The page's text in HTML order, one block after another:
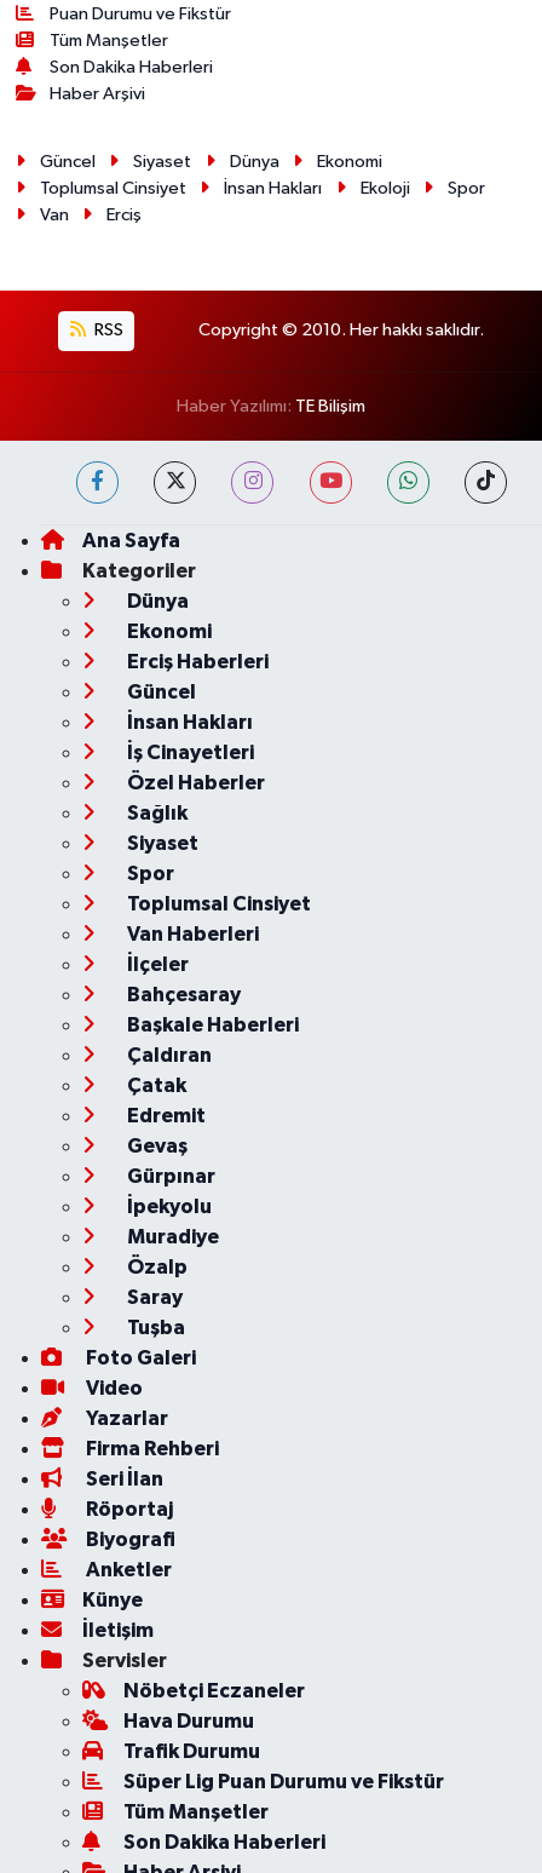
Puan Durumu ve Fikstür
Tüm Manşetler
Son Dakika Haberleri
Haber Arşivi
Güncel Siyaset Dünya
Ekonomi
Toplumsal Cinsiyet
İnsan Hakları Ekoloji
Spor
Van
Erciş
RSS Copyright © 2010. Her hakkı saklıdır.
Haber Yazılımı: TE Bilişim
Ana Sayfa
Kategoriler
Dünya
Ekonomi
Erciş Haberleri
Güncel
İnsan Hakları
İş Cinayetleri
Özel Haberler
Sağlık
Siyaset
Spor
Toplumsal Cinsiyet
Van Haberleri
İlçeler
Bahçesaray
Başkale Haberleri
Çaldıran
Çatak
Edremit
Gevaş
Gürpınar
İpekyolu
Muradiye
Özalp
Saray
Tuşba
Foto Galeri
Video
Yazarlar
Firma Rehberi
Seri İlan
Röportaj
Biyografi
Anketler
Künye
İletişim
Servisler
Nöbetçi Eczaneler
Hava Durumu
Trafik Durumu
Süper Lig Puan Durumu ve Fikstür
Tüm Manşetler
Son Dakika Haberleri